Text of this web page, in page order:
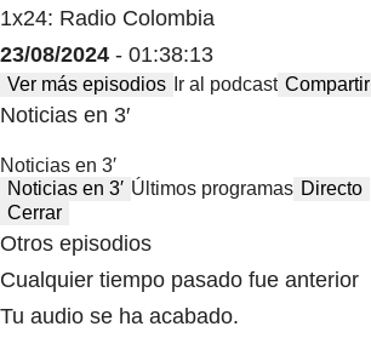
1x24: Radio Colombia
23/08/2024 - 01:38:13
Ver más episodios Ir al podcast Compartir
Noticias en 3′
Noticias en 3′
Noticias en 3′ Últimos programas Directo
Cerrar
Otros episodios
Cualquier tiempo pasado fue anterior
Tu audio se ha acabado.